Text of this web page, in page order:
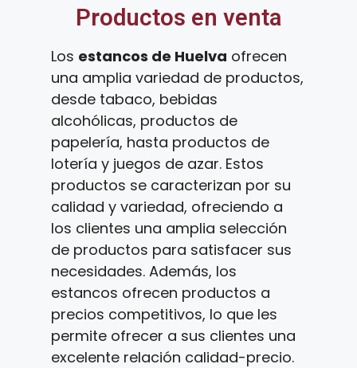
Productos en venta
Los estancos de Huelva ofrecen
una amplia variedad de productos,
desde tabaco, bebidas
alcohólicas, productos de
papelería, hasta productos de
lotería y juegos de azar. Estos
productos se caracterizan por su
calidad y variedad, ofreciendo a
los clientes una amplia selección
de productos para satisfacer sus
necesidades. Además, los
estancos ofrecen productos a
precios competitivos, lo que les
permite ofrecer a sus clientes una
excelente relación calidad-precio.